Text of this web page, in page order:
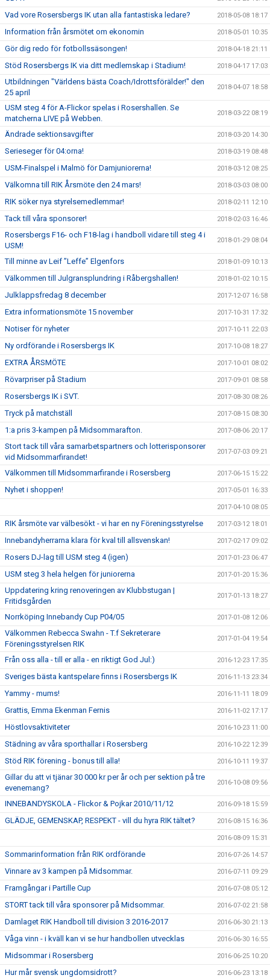
Vad vore Rosersbergs IK utan alla fantastiska ledare? 2018-05-08 18:17
Information från årsmötet om ekonomin 2018-05-01 10:35
Gör dig redo för fotbollssäsongen! 2018-04-18 21:11
Stöd Rosersbergs IK via ditt medlemskap i Stadium! 2018-04-17 17:03
Utbildningen "Världens bästa Coach/Idrottsförälder!" den
25 april
2018-04-07 18:58
USM steg 4 för A-Flickor spelas i Rosershallen. Se
matcherna LIVE på Webben.
2018-03-22 08:19
Ändrade sektionsavgifter 2018-03-20 14:30
Serieseger för 04:orna! 2018-03-19 08:48
USM-Finalspel i Malmö för Damjuniorerna! 2018-03-12 08:25
Välkomna till RIK Årsmöte den 24 mars! 2018-03-03 08:00
RIK söker nya styrelsemedlemmar! 2018-02-11 12:10
Tack till våra sponsorer! 2018-02-03 16:46
Rosersbergs F16- och F18-lag i handboll vidare till steg 4 i
USM!
2018-01-29 08:04
Till minne av Leif ”Leffe” Elgenfors 2018-01-09 10:13
Välkommen till Julgransplundring i Råbergshallen! 2018-01-02 10:15
Julklappsfredag 8 december 2017-12-07 16:58
Extra informationsmöte 15 november 2017-10-31 17:32
Notiser för nyheter 2017-10-11 22:03
Ny ordförande i Rosersbergs IK 2017-10-08 18:27
EXTRA ÅRSMÖTE 2017-10-01 08:02
Rövarpriser på Stadium 2017-09-01 08:58
Rosersbergs IK i SVT. 2017-08-30 08:26
Tryck på matchställ 2017-08-15 08:30
1:a pris 3-kampen på Midsommarafton. 2017-08-06 20:17
Stort tack till våra samarbetspartners och lotterisponsorer
vid Midsommarfirandet!
2017-07-03 09:21
Välkommen till Midsommarfirande i Rosersberg 2017-06-15 15:22
Nyhet i shoppen! 2017-05-01 16:33
2017-04-10 08:05
RIK årsmöte var välbesökt - vi har en ny Föreningsstyrelse 2017-03-12 18:01
Innebandyherrarna klara för kval till allsvenskan! 2017-02-17 09:02
Rosers DJ-lag till USM steg 4 (igen) 2017-01-23 06:47
USM steg 3 hela helgen för juniorerna 2017-01-20 15:36
Uppdatering kring renoveringen av Klubbstugan |
Fritidsgården
2017-01-13 18:27
Norrköping Innebandy Cup P04/05 2017-01-08 12:06
Välkommen Rebecca Swahn - T.f Sekreterare
Föreningsstyrelsen RIK
2017-01-04 19:54
Från oss alla - till er alla - en riktigt God Jul:) 2016-12-23 17:35
Sveriges bästa kantspelare finns i Rosersbergs IK 2016-11-13 23:34
Yammy - mums! 2016-11-11 18:09
Grattis, Emma Ekenman Fernis 2016-11-02 17:17
Höstlovsaktiviteter 2016-10-23 11:00
Städning av våra sporthallar i Rosersberg 2016-10-22 12:39
Stöd RIK förening - bonus till alla! 2016-10-11 19:37
Gillar du att vi tjänar 30 000 kr per år och per sektion på tre
evenemang?
2016-10-08 09:56
INNEBANDYSKOLA - Flickor & Pojkar 2010/11/12 2016-09-18 15:59
GLÄDJE, GEMENSKAP, RESPEKT - vill du hyra RIK tältet? 2016-08-15 16:36
2016-08-09 15:31
Sommarinformation från RIK ordförande 2016-07-26 14:57
Vinnare av 3 kampen på Midsommar. 2016-07-11 09:29
Framgångar i Partille Cup 2016-07-08 05:12
STORT tack till våra sponsorer på Midsommar. 2016-07-02 21:58
Damlaget RIK Handboll till division 3 2016-2017 2016-06-30 21:13
Våga vinn - i kväll kan vi se hur handbollen utvecklas 2016-06-30 16:55
Midsommar i Rosersberg 2016-06-25 10:20
Hur mår svensk ungdomsidrott? 2016-06-23 13:18